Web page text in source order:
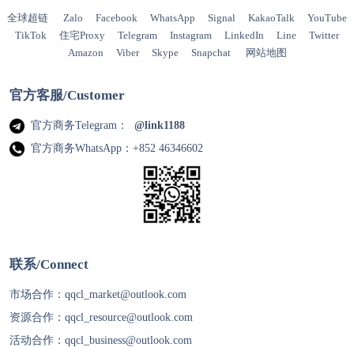
全球超链 Zalo Facebook WhatsApp Signal KakaoTalk
YouTube
TikTok
住宅Proxy Telegram Instagram LinkedIn Line
Twitter
Amazon
Viber Skype Snapchat 网站地图
官方客服/Customer
官方商务Telegram：
@link1188
官方商务WhatsApp：+852 46346602
联系/Connect
市场合作： qqcl_market@outlook.com
资源合作： qqcl_resource@outlook.com
活动合作： qqcl_business@outlook.com